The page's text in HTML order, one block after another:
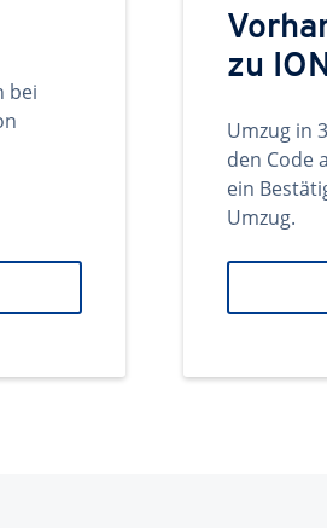
bei
zu
Umzug in
den Code
ein
Umzug.